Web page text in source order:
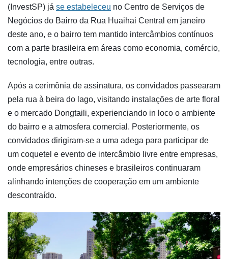
(InvestSP) já se estabeleceu no Centro de Serviços de
Negócios do Bairro da Rua Huaihai Central em janeiro
deste ano, e o bairro tem mantido intercâmbios contínuos
com a parte brasileira em áreas como economia, comércio,
tecnologia, entre outras.
Após a cerimônia de assinatura, os convidados passearam
pela rua à beira do lago, visitando instalações de arte floral
e o mercado Dongtaili, experienciando in loco o ambiente
do bairro e a atmosfera comercial. Posteriormente, os
convidados dirigiram-se a uma adega para participar de
um coquetel e evento de intercâmbio livre entre empresas,
onde empresários chineses e brasileiros continuaram
alinhando intenções de cooperação em um ambiente
descontraído.